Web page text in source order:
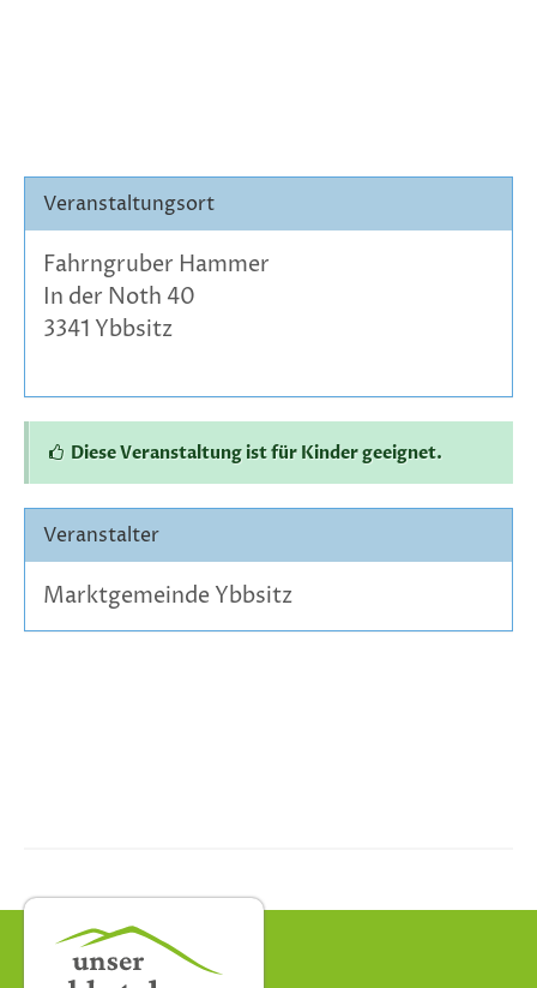
Veranstaltungsort
Fahrngruber Hammer
In der Noth 40
3341 Ybbsitz
Diese Veranstaltung ist für Kinder geeignet.
Veranstalter
Marktgemeinde Ybbsitz